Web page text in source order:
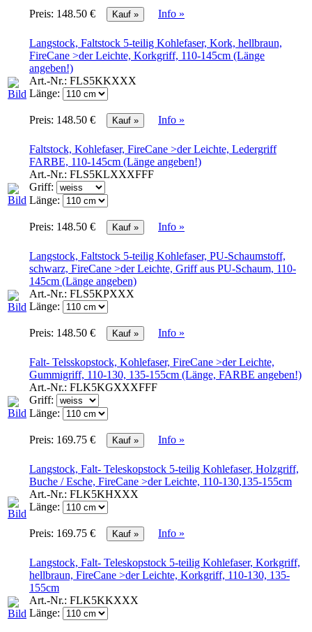
Preis: 148.50 € Info »
Langstock, Faltstock 5-teilig Kohlefaser, Kork, hellbraun,
FireCane >der Leichte, Korkgriff, 110-145cm (Länge
angeben!)
Art.-Nr.: FLS5KKXXX
Länge:
Preis: 148.50 € Info »
Faltstock, Kohlefaser, FireCane >der Leichte, Ledergriff
FARBE, 110-145cm (Länge angeben!)
Art.-Nr.: FLS5KLXXXFFF
Griff:
Länge:
Preis: 148.50 € Info »
Langstock, Faltstock 5-teilig Kohlefaser, PU-Schaumstoff,
schwarz, FireCane >der Leichte, Griff aus PU-Schaum, 110-
145cm (Länge angeben)
Art.-Nr.: FLS5KPXXX
Länge:
Preis: 148.50 € Info »
Falt- Telsskopstock, Kohlefaser, FireCane >der Leichte,
Gummigriff, 110-130, 135-155cm (Länge, FARBE angeben!)
Art.-Nr.: FLK5KGXXXFFF
Griff:
Länge:
Preis: 169.75 € Info »
Langstock, Falt- Teleskopstock 5-teilig Kohlefaser, Holzgriff,
Buche / Esche, FireCane >der Leichte, 110-130,135-155cm
Art.-Nr.: FLK5KHXXX
Länge:
Preis: 169.75 € Info »
Langstock, Falt- Teleskopstock 5-teilig Kohlefaser, Korkgriff,
hellbraun, FireCane >der Leichte, Korkgriff, 110-130, 135-
155cm
Art.-Nr.: FLK5KKXXX
Länge: